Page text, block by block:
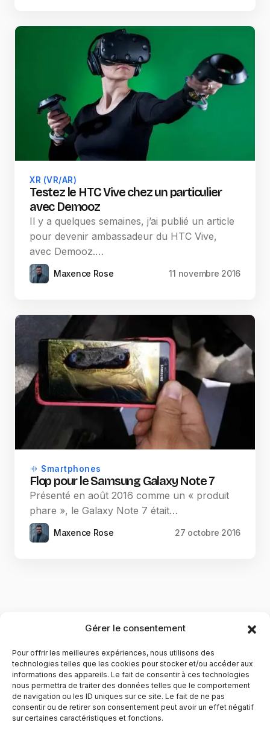
Gérer le consentement
Pour offrir les meilleures expériences, nous utilisons des
technologies telles que les cookies pour stocker et/ou accéder aux
informations des appareils. Le fait de consentir à ces technologies
nous permettra de traiter des données telles que le comportement
de navigation ou les ID uniques sur ce site. Le fait de ne pas
consentir ou de retirer son consentement peut avoir un effet négatif
sur certaines caractéristiques et fonctions.
XR (VR/AR)
Testez le HTC Vive chez un particulier
avec Demooz
Il y a quelques semaines, j’ai publié un article
pour devenir ambassadeur du HTC Vive,
avec Demooz.…
Maxence Rose 11 novembre 2016
Smartphones
Flop pour le Samsung Galaxy Note 7
Présenté en août 2016 comme un « produit
phare », le Galaxy Note 7 était…
Maxence Rose 27 octobre 2016
YubiGeek est un média français dédié aux nouvelles
technologies, à la culture geek et au numérique. Fondé par